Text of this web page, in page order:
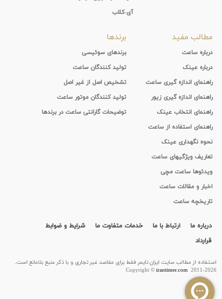
آی-کلاب
مطالب مفید
درباره ساعت
درباره عینک
راهنمای اندازه گیری ساعت
راهنمای اندازه گیری زیور
راهنمای انتخاب عینک
راهنمای استفاده از ساعت
نحوه نگهداری عینک
تعاریف ویژگیهای ساعت
ویدئوها ساعت مچی
اخبار و مقالات ساعت
تاریخچه ساعت
برندها
برندهای سوئیسی
تولید کنندگان ساعت
تشخیص اصل از غیر اصل
تولید کنندگان موتور ساعت
توضیحات گارانتی ساعت در برندها
درباره ما ارتباط با ما خدمات متفاوت ما
شرایط و ضوابط
قرارداد
استفاده از مطالب سايت ایران تایمر فقط برای مقاصد غیر تجاری و با ذکر منبع بلامانع است.
Copyright ©irantimer.com2011-2026